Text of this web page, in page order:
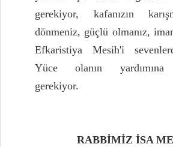
gerekiyor, kafanızın
dönmeniz, güçlü olmanız,
Efkaristiya Mesih'i
Yüce olanın yardımına
gerekiyor.
RABBİMİZ İSA